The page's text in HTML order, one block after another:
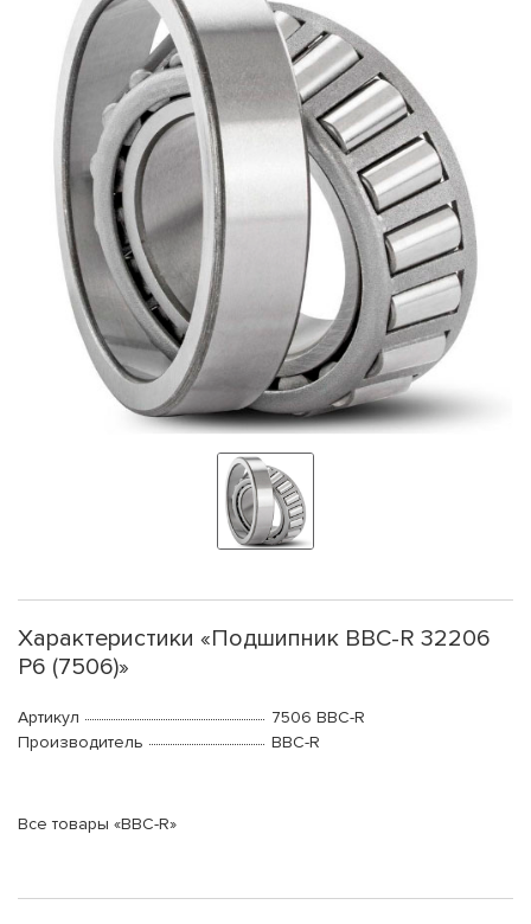
Характеристики «Подшипник BBC-R 32206
P6 (7506)»
Артикул
7506 BBC-R
Производитель
BBC-R
Все товары «BBC-R»